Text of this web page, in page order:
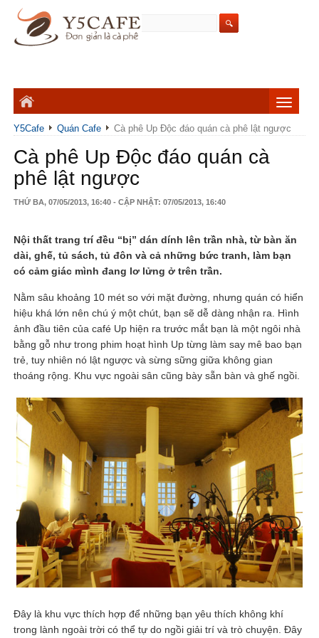
Y5Cafe Quán Cafe Cà phê Up Độc đáo quán cà phê lật ngược
Cà phê Up Độc đáo quán cà
phê lật ngược
THỨ BA, 07/05/2013, 16:40 - CẬP NHẬT: 07/05/2013, 16:40
Nội thất trang trí đều “bị” dán dính lên trần nhà, từ bàn ăn
dài, ghế, tủ sách, tủ đôn và cả những bức tranh, làm bạn
có cảm giác mình đang lơ lửng ở trên trần.
Nằm sâu khoảng 10 mét so với mặt đường, nhưng quán có hiển
hiệu khá lớn nên chú ý một chút, bạn sẽ dễ dàng nhận ra. Hình
ảnh đầu tiên của café Up hiện ra trước mắt bạn là một ngôi nhà
bằng gỗ như trong phim hoạt hình Up từng làm say mê bao bạn
trẻ, tuy nhiên nó lật ngược và sừng sững giữa không gian
thoáng rộng. Khu vực ngoài sân cũng bày sẵn bàn và ghế ngồi.
Đây là khu vực thích hợp để những bạn yêu thích không khí
trong lành ngoài trời có thể tự do ngồi giải trí và trò chuyện. Đây